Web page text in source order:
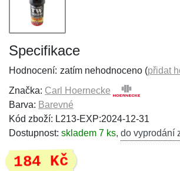
Specifikace
Hodnocení: zatím nehodnoceno (přidat
Značka: Carl Hoernecke
Barva: Barevné
Kód zboží: L213-EXP:2024-12-31
Dostupnost: skladem 7 ks, do vyprodání
184 Kč